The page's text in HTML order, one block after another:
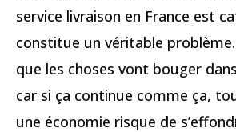
service livraison en France est
constitue un véritable
que les choses vont bouger
car si ça continue comme ça,
une économie risque de